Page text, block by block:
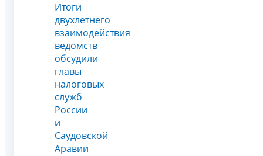
Итоги
двухлетнего
взаимодействия
ведомств
обсудили
главы
налоговых
служб
России
и
Саудовской
Аравии